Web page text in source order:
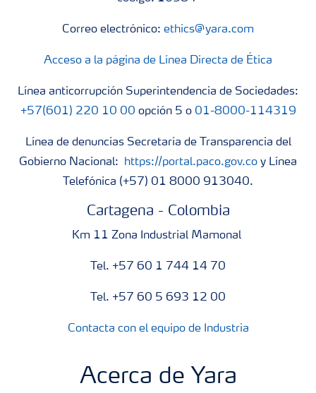
Correo electrónico: ethics@yara.com
Acceso a la página de Línea Directa de Ética
Línea anticorrupción Superintendencia de Sociedades:
+57(601) 220 10 00 opción 5 o 01-8000-114319
Línea de denuncias Secretaría de Transparencia del
Gobierno Nacional: https://portal.paco.gov.co y Línea
Telefónica (+57) 01 8000 913040.
Cartagena - Colombia
Km 11 Zona Industrial Mamonal
Tel. +57 60 1 744 14 70
Tel. +57 60 5 693 12 00
Contacta con el equipo de Industria
Acerca de Yara